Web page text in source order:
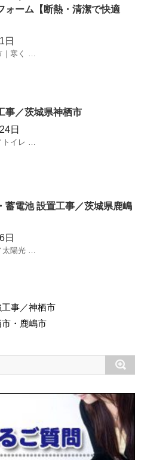
ォーム【断熱・清潔で快適
日
寒く …
事／茨城県神栖市
日
イレ …
蓄電池 設置工事／茨城県鹿嶋
日
陽光 …
事／神栖市
・鹿嶋市